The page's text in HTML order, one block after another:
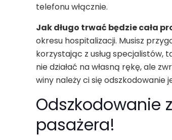
telefonu włącznie.
Jak długo trwać będzie cała
okresu hospitalizacji. Musisz
korzystając z usług specjalistów,
nie działać na własną rękę, ale
winy należy ci się odszkodowanie
Odszkodowanie
pasażera!